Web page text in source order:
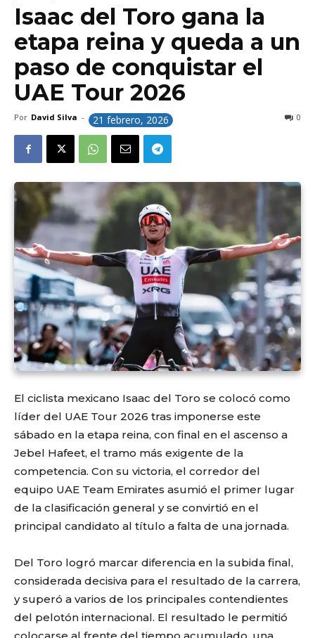
Isaac del Toro gana la
etapa reina y queda a un
paso de conquistar el
UAE Tour 2026
Por David Silva - 21 febrero, 2026 0
El ciclista mexicano Isaac del Toro se colocó como
líder del UAE Tour 2026 tras imponerse este
sábado en la etapa reina, con final en el ascenso a
Jebel Hafeet, el tramo más exigente de la
competencia. Con su victoria, el corredor del
equipo UAE Team Emirates asumió el primer lugar
de la clasificación general y se convirtió en el
principal candidato al título a falta de una jornada.
Del Toro logró marcar diferencia en la subida final,
considerada decisiva para el resultado de la carrera,
y superó a varios de los principales contendientes
del pelotón internacional. El resultado le permitió
colocarse al frente del tiempo acumulado, una